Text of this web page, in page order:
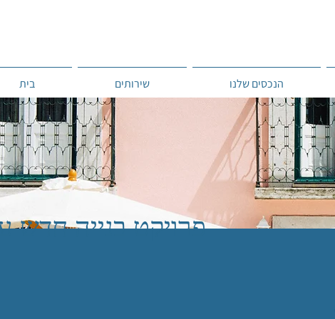
בית שירותים הנכסים שלנו
פרויקט בנייה חדש